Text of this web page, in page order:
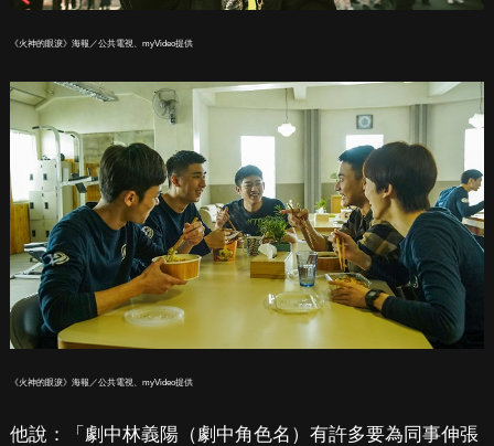
《火神的眼淚》海報／公共電視、myVideo提供
《火神的眼淚》海報／公共電視、myVideo提供
他說：「劇中林義陽（劇中角色名）有許多要為同事伸張